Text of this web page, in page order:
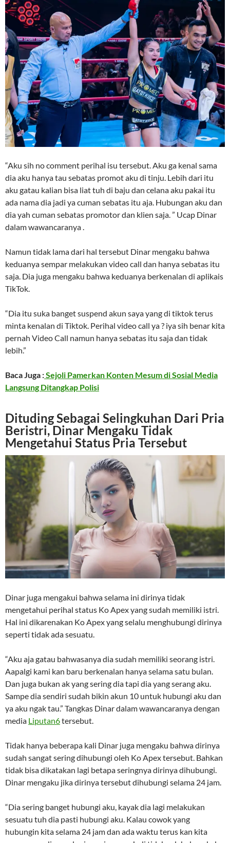
“Aku sih no comment perihal isu tersebut. Aku ga kenal sama
dia aku hanya tau sebatas promot aku di tinju. Lebih dari itu
aku gatau kalian bisa liat tuh di baju dan celana aku pakai itu
ada nama dia jadi ya cuman sebatas itu aja. Hubungan aku dan
dia yah cuman sebatas promotor dan klien saja. ” Ucap Dinar
dalam wawancaranya .
Namun tidak lama dari hal tersebut Dinar mengaku bahwa
keduanya sempar melakukan video call dan hanya sebatas itu
saja. Dia juga mengaku bahwa keduanya berkenalan di aplikais
TikTok.
“Dia itu suka banget suspend akun saya yang di tiktok terus
minta kenalan di Tiktok. Perihal video call ya ? iya sih benar kita
pernah Video Call namun hanya sebatas itu saja dan tidak
lebih.”
Baca Juga :Sejoli Pamerkan Konten Mesum di Sosial Media
Langsung Ditangkap Polisi
Dituding Sebagai Selingkuhan Dari Pria
Beristri, Dinar Mengaku Tidak
Mengetahui Status Pria Tersebut
Dinar juga mengakui bahwa selama ini dirinya tidak
mengetahui perihal status Ko Apex yang sudah memiliki istri.
Hal ini dikarenakan Ko Apex yang selalu menghubungi dirinya
seperti tidak ada sesuatu.
“Aku aja gatau bahwasanya dia sudah memiliki seorang istri.
Aapalgi kami kan baru berkenalan hanya selama satu bulan.
Dan juga bukan ak yang sering dia tapi dia yang serang aku.
Sampe dia sendiri sudah bikin akun 10 untuk hubungi aku dan
ya aku ngak tau.” Tangkas Dinar dalam wawancaranya dengan
media Liputan6tersebut.
Tidak hanya beberapa kali Dinar juga mengaku bahwa dirinya
sudah sangat sering dihubungi oleh Ko Apex tersebut. Bahkan
tidak bisa dikatakan lagi betapa seringnya dirinya dihubungi.
Dinar mengaku jika dirinya tersebut dihubungi selama 24 jam.
“Dia sering banget hubungi aku, kayak dia lagi melakukan
sesuatu tuh dia pasti hubungi aku. Kalau cowok yang
hubungin kita selama 24 jam dan ada waktu terus kan kita